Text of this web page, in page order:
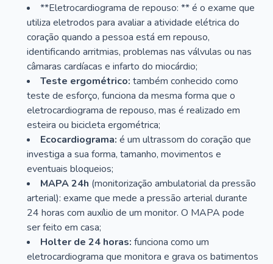
**Eletrocardiograma de repouso: ** é o exame que
utiliza eletrodos para avaliar a atividade elétrica do
coração quando a pessoa está em repouso,
identificando arritmias, problemas nas válvulas ou nas
câmaras cardíacas e infarto do miocárdio;
Teste ergométrico: também conhecido como
teste de esforço, funciona da mesma forma que o
eletrocardiograma de repouso, mas é realizado em
esteira ou bicicleta ergométrica;
Ecocardiograma: é um ultrassom do coração que
investiga a sua forma, tamanho, movimentos e
eventuais bloqueios;
MAPA 24h (monitorização ambulatorial da pressão
arterial): exame que mede a pressão arterial durante
24 horas com auxílio de um monitor. O MAPA pode
ser feito em casa;
Holter de 24 horas: funciona como um
eletrocardiograma que monitora e grava os batimentos